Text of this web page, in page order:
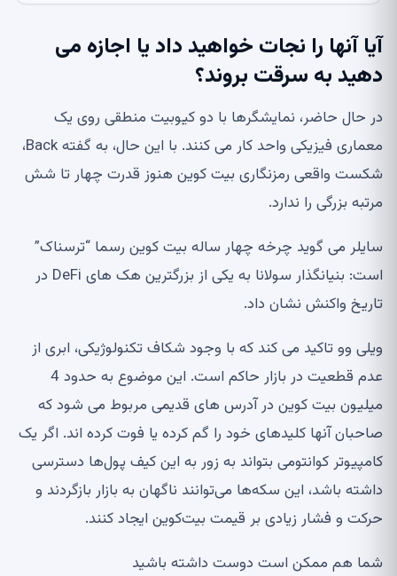
آیا آنها را نجات خواهید داد یا اجازه می
دهید به سرقت بروند؟
در حال حاضر، نمایشگرها با دو کیوبیت منطقی روی یک
معماری فیزیکی واحد کار می کنند. با این حال، به گفته Back،
شکست واقعی رمزنگاری بیت کوین هنوز قدرت چهار تا شش
مرتبه بزرگی را ندارد.
سایلر می گوید چرخه چهار ساله بیت کوین رسما “ترسناک”
است: بنیانگذار سولانا به یکی از بزرگترین هک های DeFi در
تاریخ واکنش نشان داد.
ویلی وو تاکید می کند که با وجود شکاف تکنولوژیکی، ابری از
عدم قطعیت در بازار حاکم است. این موضوع به حدود 4
میلیون بیت کوین در آدرس های قدیمی مربوط می شود که
صاحبان آنها کلیدهای خود را گم کرده یا فوت کرده اند. اگر یک
کامپیوتر کوانتومی بتواند به زور به این کیف پول‌ها دسترسی
داشته باشد، این سکه‌ها می‌توانند ناگهان به بازار بازگردند و
حرکت و فشار زیادی بر قیمت بیت‌کوین ایجاد کنند.
شما هم ممکن است دوست داشته باشید